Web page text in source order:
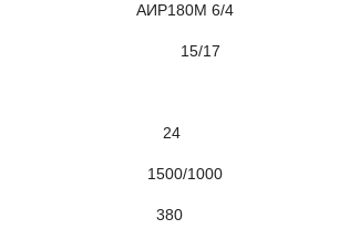
6/4
15/17
В 24
1500/1000
В 380